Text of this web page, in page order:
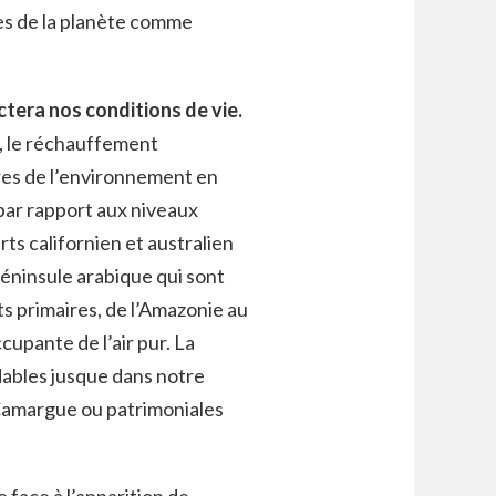
de la planète comme
nos conditions de vie.
le réchauffement
de l’environnement en
rapport aux niveaux
californien et australien
arabique qui sont
de l’Amazonie au
de l’air pur. La
jusque dans notre
ou patrimoniales